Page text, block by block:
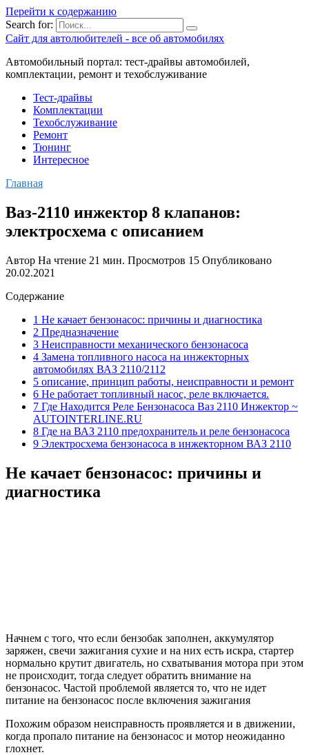
Перейти к содержанию
Search for:
Сайт для автолюбителей - все об автомобилях
Автомобильный портал: тест-драйвы автомобилей,
комплектации, ремонт и техобслуживание
Тест-драйвы
Комплектации
Техобслуживание
Ремонт
Тюнинг
Интересное
Главная
Ваз-2110 инжектор 8 клапанов:
электросхема с описанием
Автор На чтение 21 мин. Просмотров 15 Опубликовано
20.02.2021
Содержание
1 Не качает бензонасос: причины и диагностика
2 Предназначение
3 Неисправности механического бензонасоса
4 Замена топливного насоса на инжекторных
автомобилях ВАЗ 2110/2112
5 описание, принцип работы, неисправности и ремонт
6 Не работает топливный насос, реле включается.
7 Где Находится Реле Бензонасоса Ваз 2110 Инжектор ~
AUTOINTERLINE.RU
8 Где на ВАЗ 2110 предохранитель и реле бензонасоса
9 Электросхема бензонасоса в инжекторном ВАЗ 2110
Не качает бензонасос: причины и
диагностика
Начнем с того, что если бензобак заполнен, аккумулятор
заряжен, свечи зажигания сухие и на них есть искра, стартер
нормально крутит двигатель, но схватывания мотора при этом
не происходит, тогда следует обратить внимание на
бензонасос. Частой проблемой является то, что не идет
питание на бензонасос после включения зажигания
Похожим образом неисправность проявляется и в движении,
когда пропало питание на бензонасос и мотор неожиданно
глохнет.